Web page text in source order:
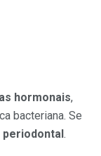
hormonais,
bacteriana. Se
periodontal.